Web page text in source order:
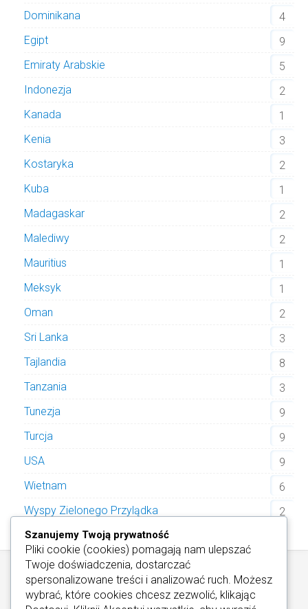
Dominikana
4
Egipt
9
Emiraty Arabskie
5
Indonezja
2
Kanada
1
Kenia
3
Kostaryka
2
Kuba
1
Madagaskar
2
Malediwy
2
Mauritius
1
Meksyk
1
Oman
2
Sri Lanka
3
Tajlandia
8
Tanzania
3
Tunezja
9
Turcja
9
USA
9
Wietnam
6
Wyspy Zielonego Przylądka
2
Szanujemy Twoją prywatność
Pliki cookie (cookies) pomagają nam ulepszać
Twoje doświadczenia, dostarczać
spersonalizowane treści i analizować ruch. Możesz
wybrać, które cookies chcesz zezwolić, klikając